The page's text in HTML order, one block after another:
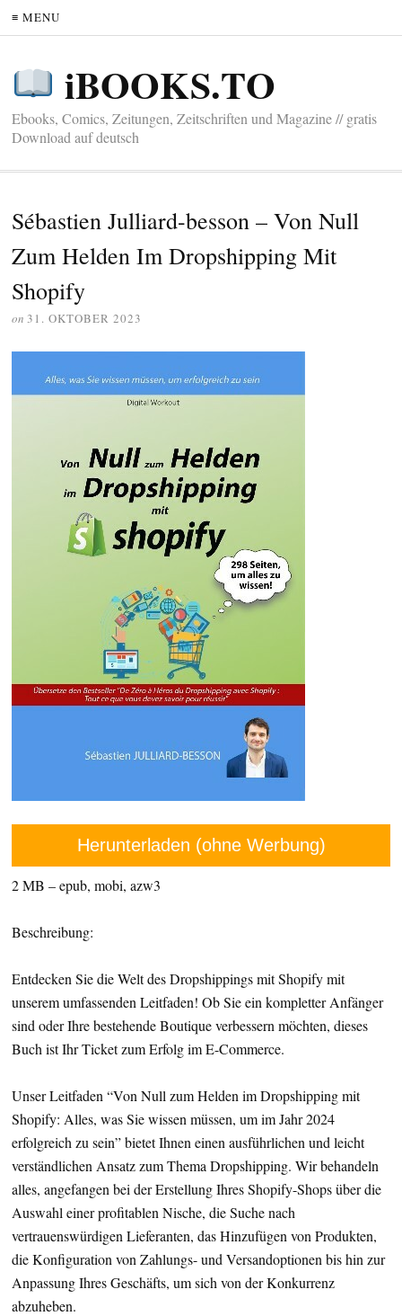
≡ MENU
iBOOKS.TO
Ebooks, Comics, Zeitungen, Zeitschriften und Magazine // gratis
Download auf deutsch
Sébastien Julliard-besson – Von Null
Zum Helden Im Dropshipping Mit
Shopify
on 31. OKTOBER 2023
Herunterladen (ohne Werbung)
2 MB – epub, mobi, azw3
Beschreibung:
Entdecken Sie die Welt des Dropshippings mit Shopify mit
unserem umfassenden Leitfaden! Ob Sie ein kompletter Anfänger
sind oder Ihre bestehende Boutique verbessern möchten, dieses
Buch ist Ihr Ticket zum Erfolg im E-Commerce.
Unser Leitfaden “Von Null zum Helden im Dropshipping mit
Shopify: Alles, was Sie wissen müssen, um im Jahr 2024
erfolgreich zu sein” bietet Ihnen einen ausführlichen und leicht
verständlichen Ansatz zum Thema Dropshipping. Wir behandeln
alles, angefangen bei der Erstellung Ihres Shopify-Shops über die
Auswahl einer profitablen Nische, die Suche nach
vertrauenswürdigen Lieferanten, das Hinzufügen von Produkten,
die Konfiguration von Zahlungs- und Versandoptionen bis hin zur
Anpassung Ihres Geschäfts, um sich von der Konkurrenz
abzuheben.